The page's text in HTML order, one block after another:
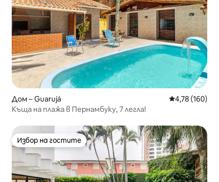
Дом – Guarujá Средна
4,78 (160)
Къща на плажа в Пернамбуку, 7 легла!
Избор на гостите
Избор на гостите